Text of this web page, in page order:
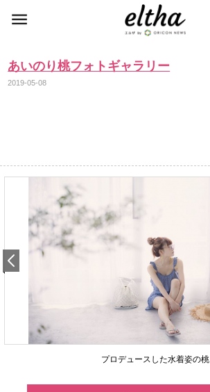
あいのり桃フォトギャラリー
2019-05-08
プロデュースした水着姿の桃